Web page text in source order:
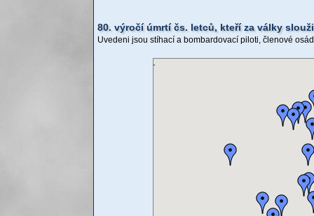
80. výročí úmrtí čs. letců, kteří za války
Uvedeni jsou stíhací a bombardovací piloti, členové